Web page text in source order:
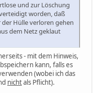
und zur Löschung
worden, daß
Hülle verloren gehen
dem Netz geklaut
- mit dem Hinweis,
kann, falls es
(wobei ich das
nichtals Pflicht).